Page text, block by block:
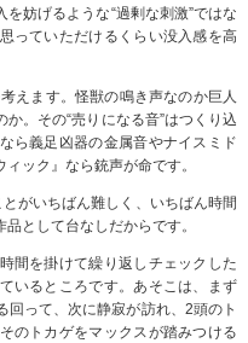
妨げるような“過剰な刺激”ではな
っていただけるくらい没入感を高
えます。怪獣の鳴き声なのか巨人
。その“売りになる音”はつくり込
ら義足凶器の金属音やナイスミド
ック』なら銃声が命です。
がいちばん難しく、いちばん時間
として台なしだからです。
間を掛けて繰り返しチェックした
いるところです。あそこは、まず
って、次に静寂が訪れ、2頭のト
のトカゲをマックスが踏みつける